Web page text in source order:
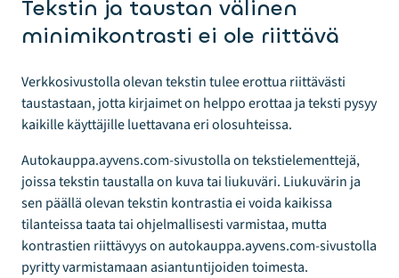
Tekstin ja taustan välinen
minimikontrasti ei ole riittävä
Verkkosivustolla olevan tekstin tulee erottua riittävästi
taustastaan, jotta kirjaimet on helppo erottaa ja teksti pysyy
kaikille käyttäjille luettavana eri olosuhteissa.
Autokauppa.ayvens.com-sivustolla on tekstielementtejä,
joissa tekstin taustalla on kuva tai liukuväri. Liukuvärin ja
sen päällä olevan tekstin kontrastia ei voida kaikissa
tilanteissa taata tai ohjelmallisesti varmistaa, mutta
kontrastien riittävyys on autokauppa.ayvens.com-sivustolla
pyritty varmistamaan asiantuntijoiden toimesta.